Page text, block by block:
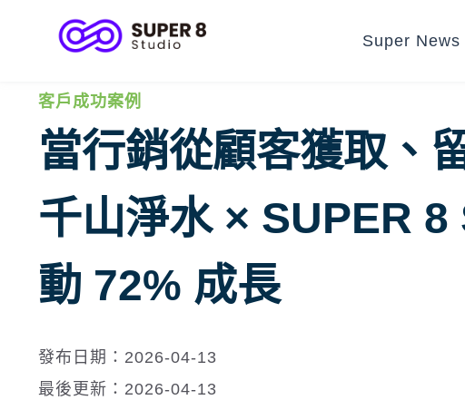
Super News
客戶成功案例
當行銷從顧客獲取、
千山淨水 × SUPER
動 72% 成長
發布日期：2026-04-13
最後更新：2026-04-13